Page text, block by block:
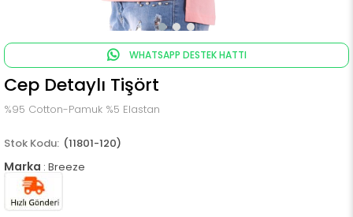
WHATSAPP DESTEK HATTI
Cep Detaylı Tişört
%95 Cotton-Pamuk %5 Elastan
(11801-120)
Marka : Breeze